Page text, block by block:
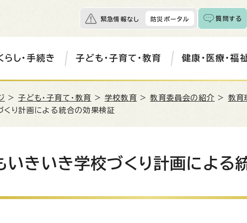
緊急情報なし 防災ポータル 質問する
らし・手続き 子ども・子育て・教育 健康・医療・福
>子ども・子育て・教育 >学校教育 >教育委員会の紹介 > 教育
くり計画による統合の効果検証
いきいき学校づくり計画による